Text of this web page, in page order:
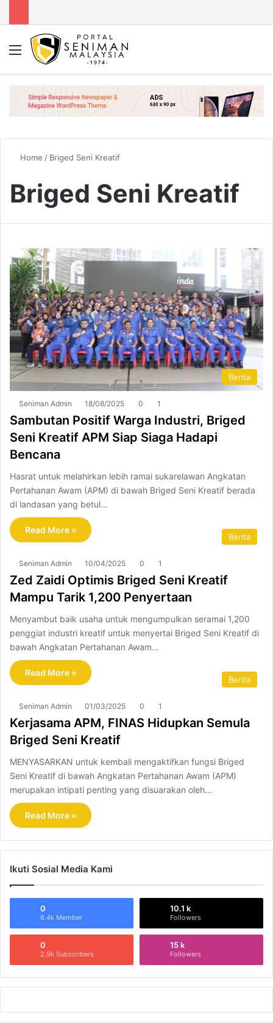
Menu
Home / Briged Seni Kreatif
Briged Seni Kreatif
Berita
Seniman Admin 18/08/2025 0 1
Sambutan Positif Warga Industri, Briged
Seni Kreatif APM Siap Siaga Hadapi
Bencana
Hasrat untuk melahirkan lebih ramai sukarelawan Angkatan
Pertahanan Awam (APM) di bawah Briged Seni Kreatif berada
di landasan yang betul…
Read More »
Berita
Seniman Admin 10/04/2025 0 1
Zed Zaidi Optimis Briged Seni Kreatif
Mampu Tarik 1,200 Penyertaan
Menyambut baik usaha untuk mengumpulkan seramai 1,200
penggiat industri kreatif untuk menyertai Briged Seni Kreatif di
bawah Angkatan Pertahanan Awam…
Read More »
Berita
Seniman Admin 01/03/2025 0 1
Kerjasama APM, FINAS Hidupkan Semula
Briged Seni Kreatif
MENYASARKAN untuk kembali mengaktifkan fungsi Briged
Seni Kreatif di bawah Angkatan Pertahanan Awam (APM)
merupakan intipati penting yang disuarakan oleh…
Read More »
Ikuti Sosial Media Kami
0
6.4k Member
10.1 k
Followers
0
2.9k Subscribers
15 k
Followers